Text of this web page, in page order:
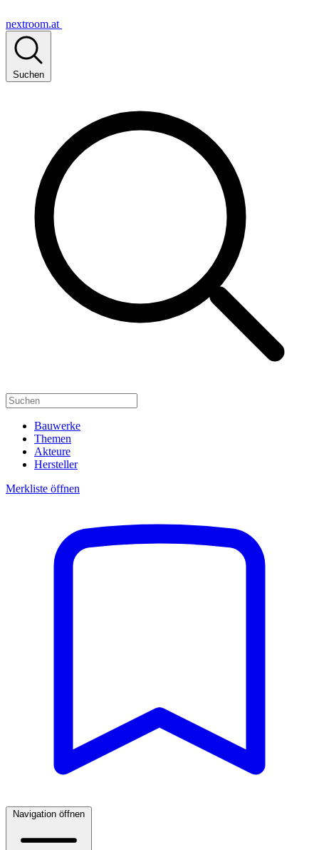
nextroom.at
Suchen
Bauwerke
Themen
Akteure
Hersteller
Merkliste öffnen
Navigation öffnen